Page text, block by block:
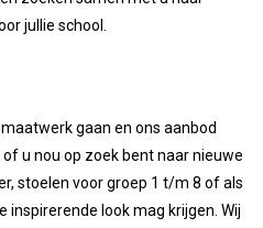
jullie school.
gaan en ons aanbod
u nou op zoek bent naar nieuwe
stoelen voor groep 1 t/m 8 of als
inspirerende look mag krijgen. Wij